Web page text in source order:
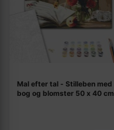
Mal efter tal - Stilleben med
bog og blomster 50 x 40 cm